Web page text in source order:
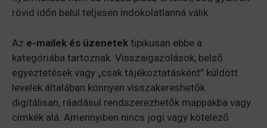
rövid időn belül teljesen indokolatlanná válik.
Az e-mailek és üzenetek tipikusan ebbe a
kategóriába tartoznak. Visszaigazolások, belső
egyeztetések vagy „csak tájékoztatásként” küldött
levelek általában könnyen visszakereshetők
digitálisan, ráadásul rendszerezhetők mappákba vagy
címkék alá. Amennyiben nincs jogi vagy kötelező